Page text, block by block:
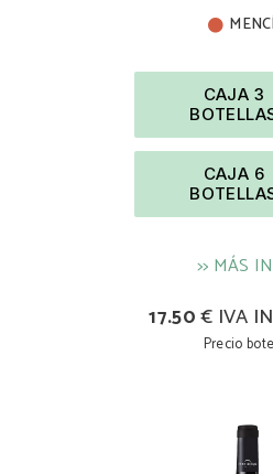
CAJA 3
CAJA 6
>> MÁS
17.50€ IVA
Precio